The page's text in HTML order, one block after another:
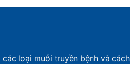
loại muỗi truyền bệnh và cách